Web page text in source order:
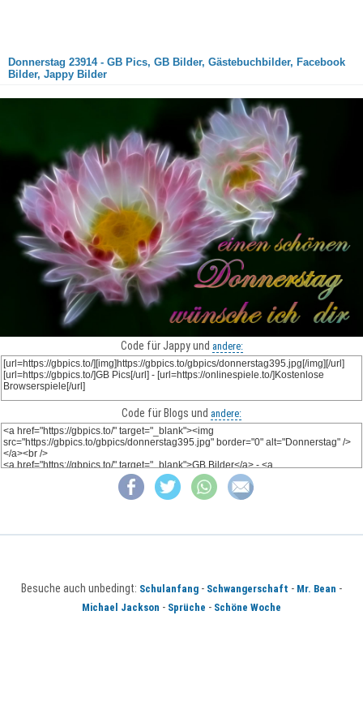
Donnerstag 23914 - GB Pics, GB Bilder, Gästebuchbilder, Facebook
Bilder, Jappy Bilder
Code für Jappy und andere:
Code für Blogs und andere:
Besuche auch unbedingt: Schulanfang - Schwangerschaft - Mr. Bean -
Michael Jackson - Sprüche - Schöne Woche